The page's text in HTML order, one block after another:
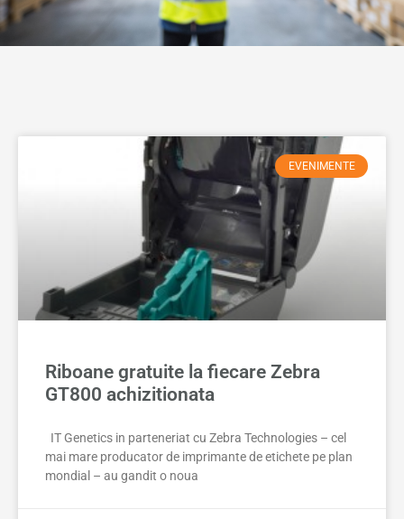
EVENIMENTE
Riboane gratuite la fiecare Zebra
GT800 achizitionata
IT Genetics in parteneriat cu Zebra Technologies – cel
mai mare producator de imprimante de etichete pe plan
mondial – au gandit o noua